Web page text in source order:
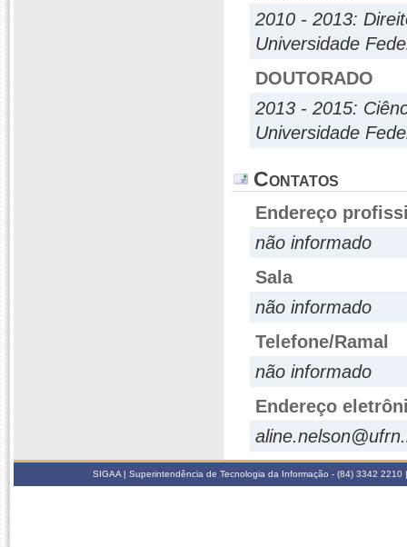
2010 - 2013:
Universidade
DOUTORADO
2013 - 2015:
Universidade
Contatos
Endereço
não informado
Sala
não informado
Telefone/Ramal
não informado
Endereço
SIGAA | Superintendência de Tecnologia da Informação - (84) 3342